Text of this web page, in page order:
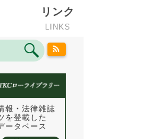
リンク
LINKS
報・法律雑誌
を登載した
ータベース